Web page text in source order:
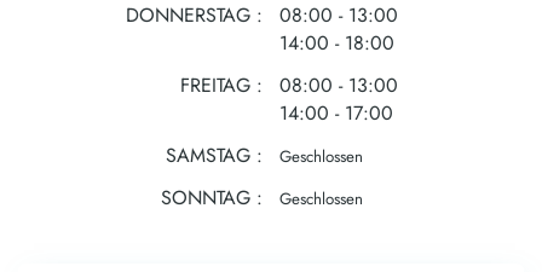
DONNERSTAG
08:00 - 13:00
14:00 - 18:00
FREITAG
08:00 - 13:00
14:00 - 17:00
SAMSTAG
Geschlossen
SONNTAG Geschlossen